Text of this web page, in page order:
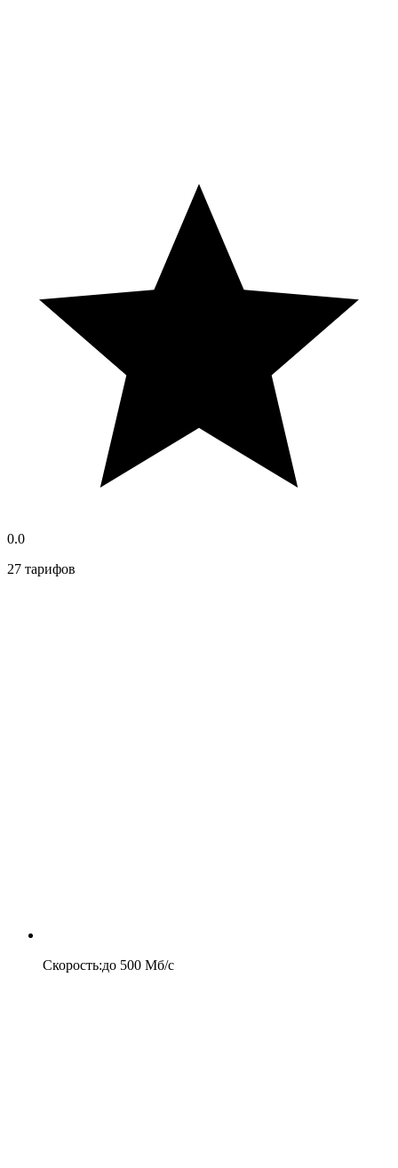
0.0
27 тарифов
Скорость:до 500 Мб/c